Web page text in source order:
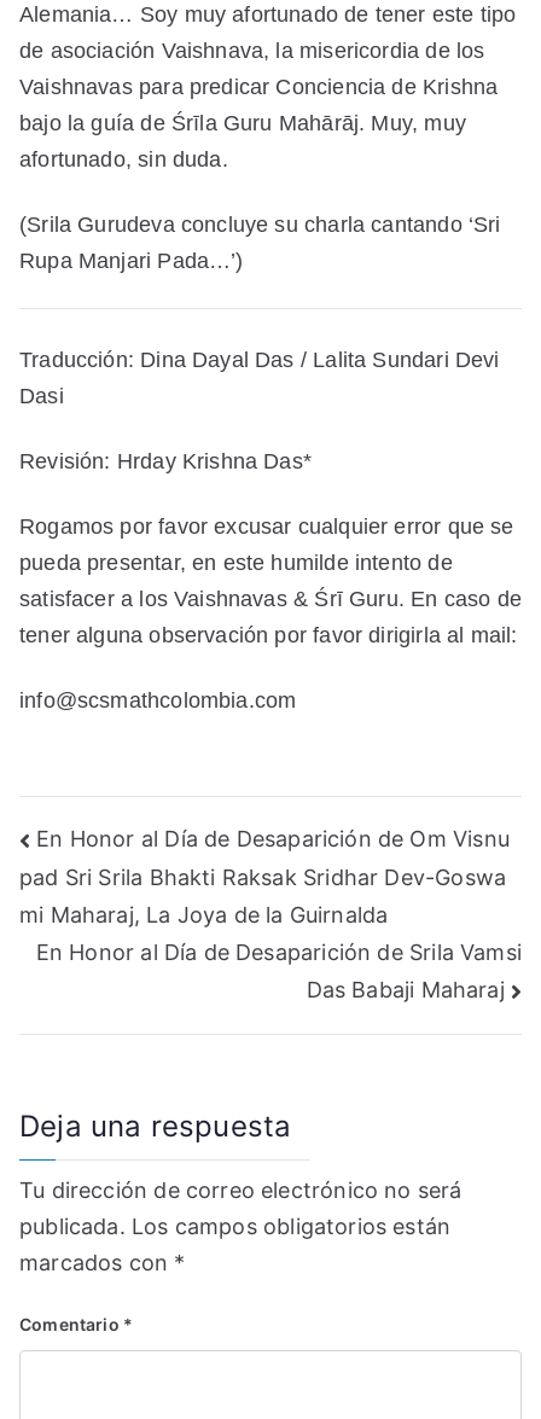
Alemania… Soy muy afortunado de tener este tipo
de asociación Vaishnava, la misericordia de los
Vaishnavas para predicar Conciencia de Krishna
bajo la guía de Śrīla Guru Mahārāj. Muy, muy
afortunado, sin duda.
(Srila Gurudeva concluye su charla cantando ‘Sri
Rupa Manjari Pada…’)
Traducción: Dina Dayal Das / Lalita Sundari Devi
Dasi
Revisión: Hrday Krishna Das*
Rogamos por favor excusar cualquier error que se
pueda presentar, en este humilde intento de
satisfacer a los Vaishnavas & Śrī Guru. En caso de
tener alguna observación por favor dirigirla al mail:
info@scsmathcolombia.com
Navegación
de
entradas
En Honor al Día de Desaparición de Om Visnu
pad Sri Srila Bhakti Raksak Sridhar Dev-Goswa
mi Maharaj, La Joya de la Guirnalda
En Honor al Día de Desaparición de Srila Vamsi
Das Babaji Maharaj
Deja una respuesta
Tu dirección de correo electrónico no será
publicada. Los campos obligatorios están
marcados con *
Comentario *